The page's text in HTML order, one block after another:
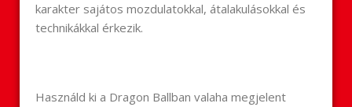
karakter sajátos mozdulatokkal, átalakulásokkal és
technikákkal érkezik.
Használd ki a Dragon Ballban valaha megjelent